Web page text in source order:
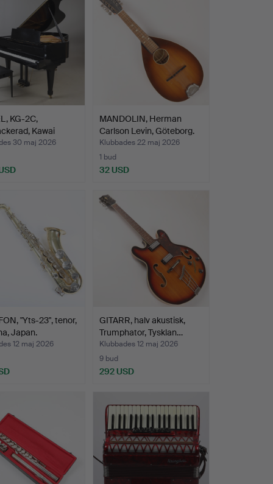
KG-2C,
Kawai
30 maj 2026
MANDOLIN, Herman
Carlson Levin, Göteborg.
Klubbades 22 maj 2026
1 bud
32 USD
"Yts-23", tenor,
Japan.
12 maj 2026
GITARR, halv akustisk,
Trumphator, Tysklan…
Klubbades 12 maj 2026
9 bud
292 USD